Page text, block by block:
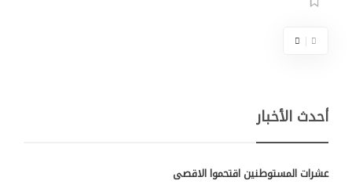
أحدث الأخبار
عشرات المستوطنين اقتحموا الاقصى